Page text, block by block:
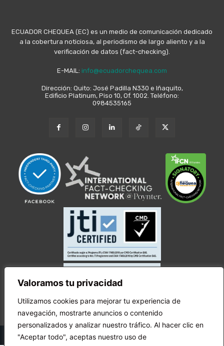
Valoramos tu privacidad
Utilizamos cookies para mejorar tu experiencia de
navegación, mostrarte anuncios o contenido
personalizados y analizar nuestro tráfico. Al hacer clic en
"Aceptar todo", aceptas nuestro uso de
ECUADOR CHEQUEA (EC) es un medio de comunicación dedicado
a la cobertura noticiosa, al periodismo de largo aliento y a la
verificación de datos (fact-checking).
E-MAIL: info@ecuadorchequea.com
Dirección: Quito: José Padilla N330 e Iñaquito,
Edificio Platinum, Piso 10, Of. 1002. Teléfono:
0984535165
© Copyright Ecuador Chequea 2025.